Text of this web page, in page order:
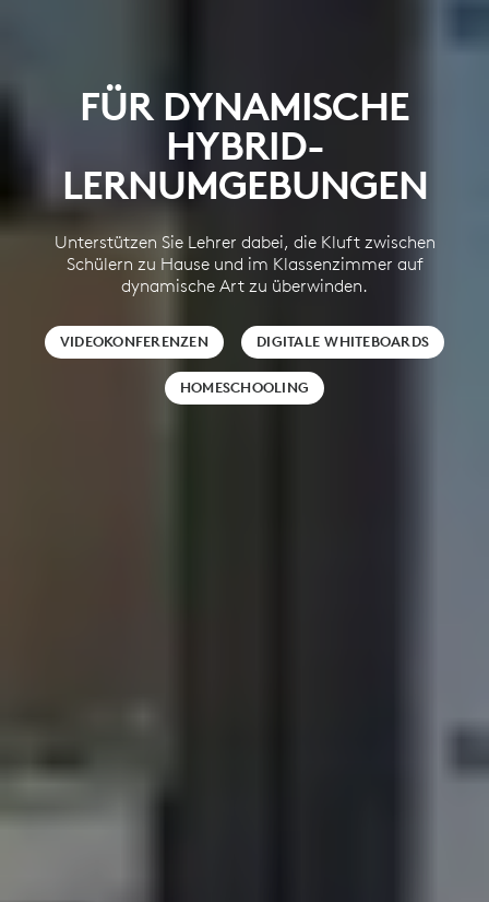
FÜR DYNAMISCHE
HYBRID-
LERNUMGEBUNGEN
Unterstützen Sie Lehrer dabei, die Kluft zwischen
Schülern zu Hause und im Klassenzimmer auf
dynamische Art zu überwinden.
VIDEOKONFERENZEN DIGITALE WHITEBOARDS
HOMESCHOOLING